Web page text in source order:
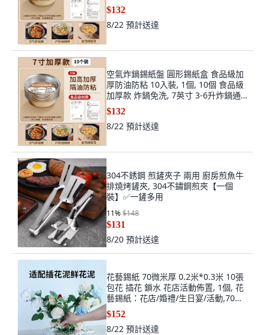
$132
8/22 預計送達
空氣炸鍋錫紙盤 圓形錫紙盒 食品級加
厚防油防粘 10入裝, 1個, 10個 食品級
加厚款 炸鍋免洗, 7英寸 3-6升炸鍋通
用
$132
8/22 預計送達
304不銹鋼 煎鏟夾子 兩用 廚房煎魚牛
排燒烤鏟夾, 304不鏽鋼煎夾【一個
裝】✅一鏟多用
11%$148
$131
8/20 預計送達
花藝錫紙 70微米厚 0.2米*0.3米 10張
包花 插花 鎖水 花店活動佈置, 1個, 花
藝錫紙：花店/婚禮/生日宴/活動,70微
米厚：0.12米*0.12米 10
$152
8/22 預計送達